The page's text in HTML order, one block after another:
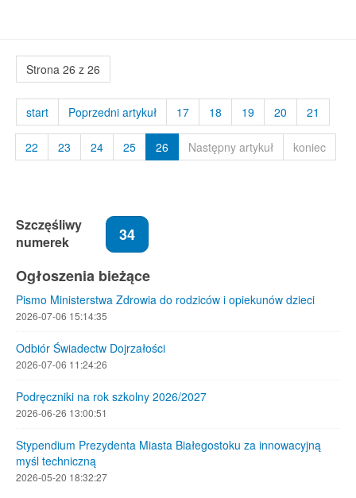
Strona 26 z 26
start Poprzedni artykuł 17 18 19 20 21
22 23 24 25 26 Następny artykuł koniec
Szczęśliwy
numerek
34
Ogłoszenia bieżące
Pismo Ministerstwa Zdrowia do rodziców i opiekunów dzieci
2026-07-06 15:14:35
Odbiór Świadectw Dojrzałości
2026-07-06 11:24:26
Podręczniki na rok szkolny 2026/2027
2026-06-26 13:00:51
Stypendium Prezydenta Miasta Białegostoku za innowacyjną
myśl techniczną
2026-05-20 18:32:27